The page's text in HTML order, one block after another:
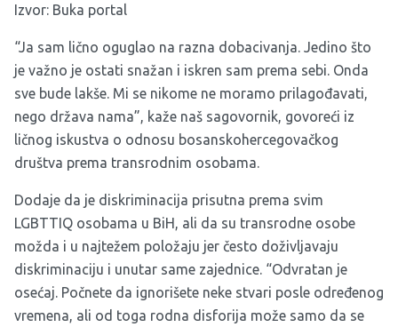
Izvor: Buka portal
“Ja sam lično oguglao na razna dobacivanja. Jedino što
je važno je ostati snažan i iskren sam prema sebi. Onda
sve bude lakše. Mi se nikome ne moramo prilagođavati,
nego država nama”, kaže naš sagovornik, govoreći iz
ličnog iskustva o odnosu bosanskohercegovačkog
društva prema transrodnim osobama.
Dodaje da je diskriminacija prisutna prema svim
LGBTTIQ osobama u BiH, ali da su transrodne osobe
možda i u najtežem položaju jer često doživljavaju
diskriminaciju i unutar same zajednice. “Odvratan je
osećaj. Počnete da ignorišete neke stvari posle određenog
vremena, ali od toga rodna disforija može samo da se